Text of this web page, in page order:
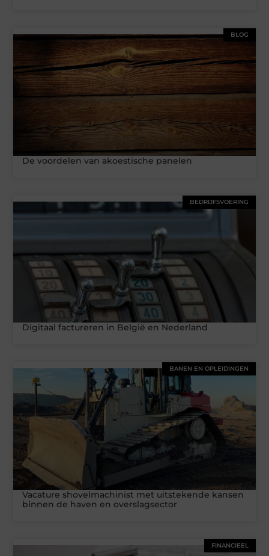
BLOG
De voordelen van akoestische panelen
BEDRIJFSVOERING
Digitaal factureren in België en Nederland
BANEN EN OPLEIDINGEN
Vacature shovelmachinist met uitstekende kansen
binnen de haven en overslagsector
FINANCIEEL